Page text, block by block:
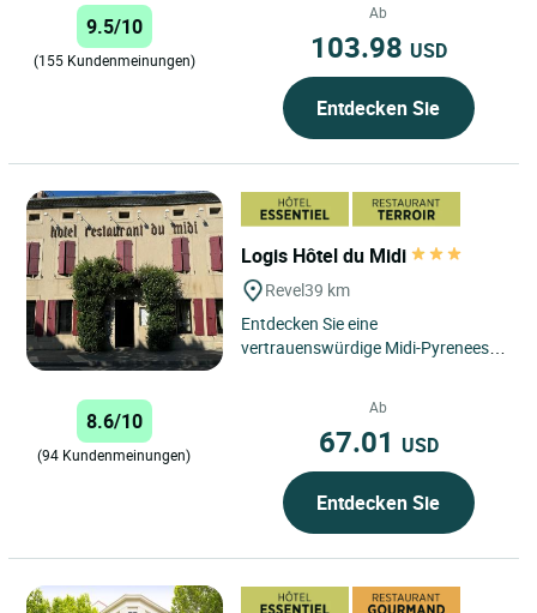
9.5/10
(155 Kundenmeinungen)
Ab
103.98 USD
Entdecken Sie
Logis Hôtel du Midi
Revel39 km
Entdecken Sie eine
vertrauenswürdige Midi-Pyrenees,
8.6/10
(94 Kundenmeinungen)
Ab
67.01 USD
Entdecken Sie